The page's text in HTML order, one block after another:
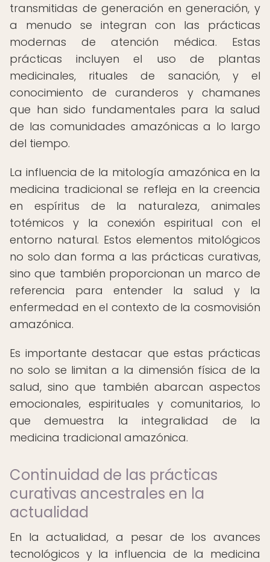
transmitidas de generación en generación, y
a menudo se integran con las prácticas
modernas de atención médica. Estas
prácticas incluyen el uso de plantas
medicinales, rituales de sanación, y el
conocimiento de curanderos y chamanes
que han sido fundamentales para la salud
de las comunidades amazónicas a lo largo
del tiempo.
La influencia de la mitología amazónica en la
medicina tradicional se refleja en la creencia
en espíritus de la naturaleza, animales
totémicos y la conexión espiritual con el
entorno natural. Estos elementos mitológicos
no solo dan forma a las prácticas curativas,
sino que también proporcionan un marco de
referencia para entender la salud y la
enfermedad en el contexto de la cosmovisión
amazónica.
Es importante destacar que estas prácticas
no solo se limitan a la dimensión física de la
salud, sino que también abarcan aspectos
emocionales, espirituales y comunitarios, lo
que demuestra la integralidad de la
medicina tradicional amazónica.
Continuidad de las prácticas
curativas ancestrales en la
actualidad
En la actualidad, a pesar de los avances
tecnológicos y la influencia de la medicina